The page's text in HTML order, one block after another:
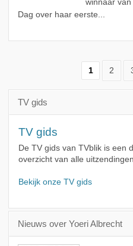
winnaar
Dag over haar eerste...
1 2
TV gids
TV gids
De TV gids van TVblik is een
overzicht van alle
Bekijk onze TV gids
Nieuws over Yoeri Albrecht